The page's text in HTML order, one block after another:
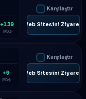
+139
(90d)
Karşılaştır
🌐 Web Sitesini Ziyaret
+9
(90d)
Karşılaştır
🌐 Web Sitesini Ziyaret